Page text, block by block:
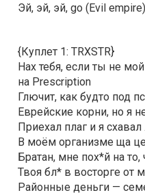
Эй, эй, эй, go (Evil empire)
{Куплет 1: TRXSTR}
Нах тебя, если ты не
на Prescription
Глючит, как будто под
Еврейские корни, но я
Приехал плаг и я схавал
В моём организме ща
Братан, мне пох*й на то,
Твоя бл* в восторге от
Районные деньги —